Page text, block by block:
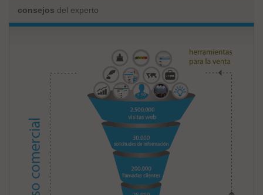
consejos del experto